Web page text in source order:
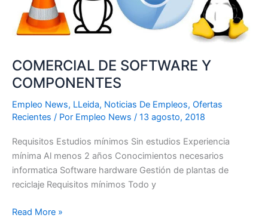
COMERCIAL DE SOFTWARE Y
COMPONENTES
Empleo News, LLeida, Noticias De Empleos, Ofertas
Recientes / Por Empleo News / 13 agosto, 2018
Requisitos Estudios mínimos Sin estudios Experiencia
mínima Al menos 2 años Conocimientos necesarios
informatica Software hardware Gestión de plantas de
reciclaje Requisitos mínimos Todo y
Read More »